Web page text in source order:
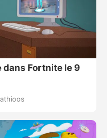
dans Fortnite le 9